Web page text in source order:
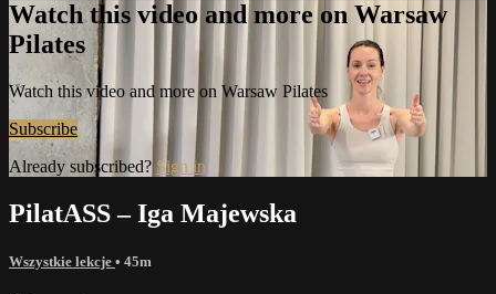
Watch this video and more on Warsaw
Pilates
Watch this video and more on Warsaw Pilates
Subscribe
Already subscribed? Sign in
PilatASS – Iga Majewska
Wszystkie lekcje • 45m